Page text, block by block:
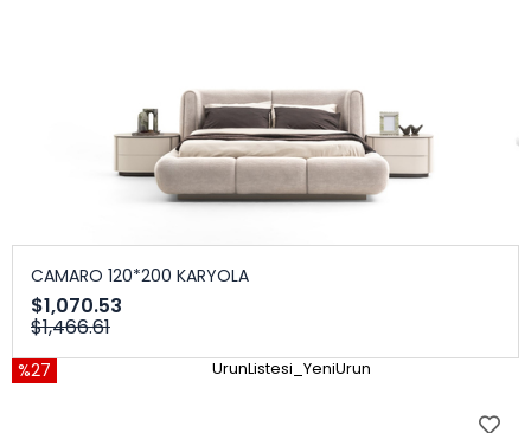
CAMARO 120*200 KARYOLA
$1,070.53
$1,466.61
%27 UrunListesi_YeniUrun